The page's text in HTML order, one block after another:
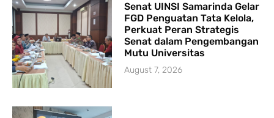
Senat UINSI Samarinda Gelar
FGD Penguatan Tata Kelola,
Perkuat Peran Strategis
Senat dalam Pengembangan
Mutu Universitas
August 7, 2026